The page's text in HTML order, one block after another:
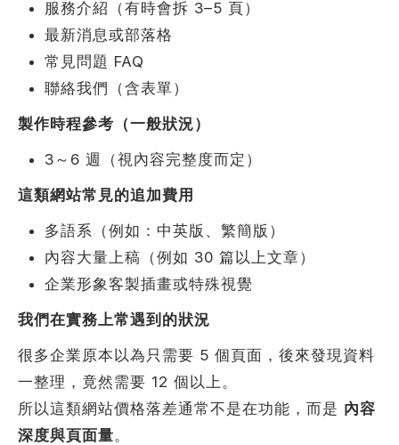
服務介紹（有時會拆 3–5 頁）
最新消息或部落格
常見問題 FAQ
聯絡我們（含表單）
製作時程參考（一般狀況）
3～6 週（視內容完整度而定）
這類網站常見的追加費用
多語系（例如：中英版、繁簡版）
內容大量上稿（例如 30 篇以上文章）
企業形象客製插畫或特殊視覺
我們在實務上常遇到的狀況
很多企業原本以為只需要 5 個頁面，後來發現資料
一整理，竟然需要 12 個以上。
所以這類網站價格落差通常不是在功能，而是 內容
深度與頁面量。